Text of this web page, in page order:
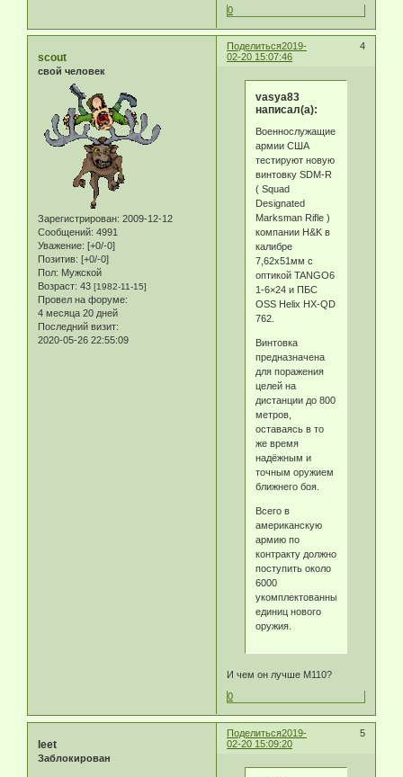
0
Поделиться 4
2019-
02-20 15:07:46
scout
свой человек
Зарегистрирован: 2009-12-12
Сообщений: 4991
Уважение: [+0/-0]
Позитив: [+0/-0]
Пол: Мужской
Возраст: 43 [1982-11-15]
Провел на форуме:
4 месяца 20 дней
Последний визит:
2020-05-26 22:55:09
vasya83
написал(а):
Военнослужащие
армии США
тестируют новую
винтовку SDM-R
( Squad
Designated
Marksman Rifle )
компании H&K в
калибре
7,62x51мм с
оптикой TANGO6
1-6×24 и ПБС
OSS Helix HX-QD
762.
Винтовка
предназначена
для поражения
целей на
дистанции до 800
метров,
оставаясь в то
же время
надёжным и
точным оружием
ближнего боя.
Всего в
американскую
армию по
контракту должно
поступить около
6000
укомплектованных
единиц нового
оружия.
И чем он лучше М110?
0
Поделиться 5
2019-
02-20 15:09:20
leet
Заблокирован